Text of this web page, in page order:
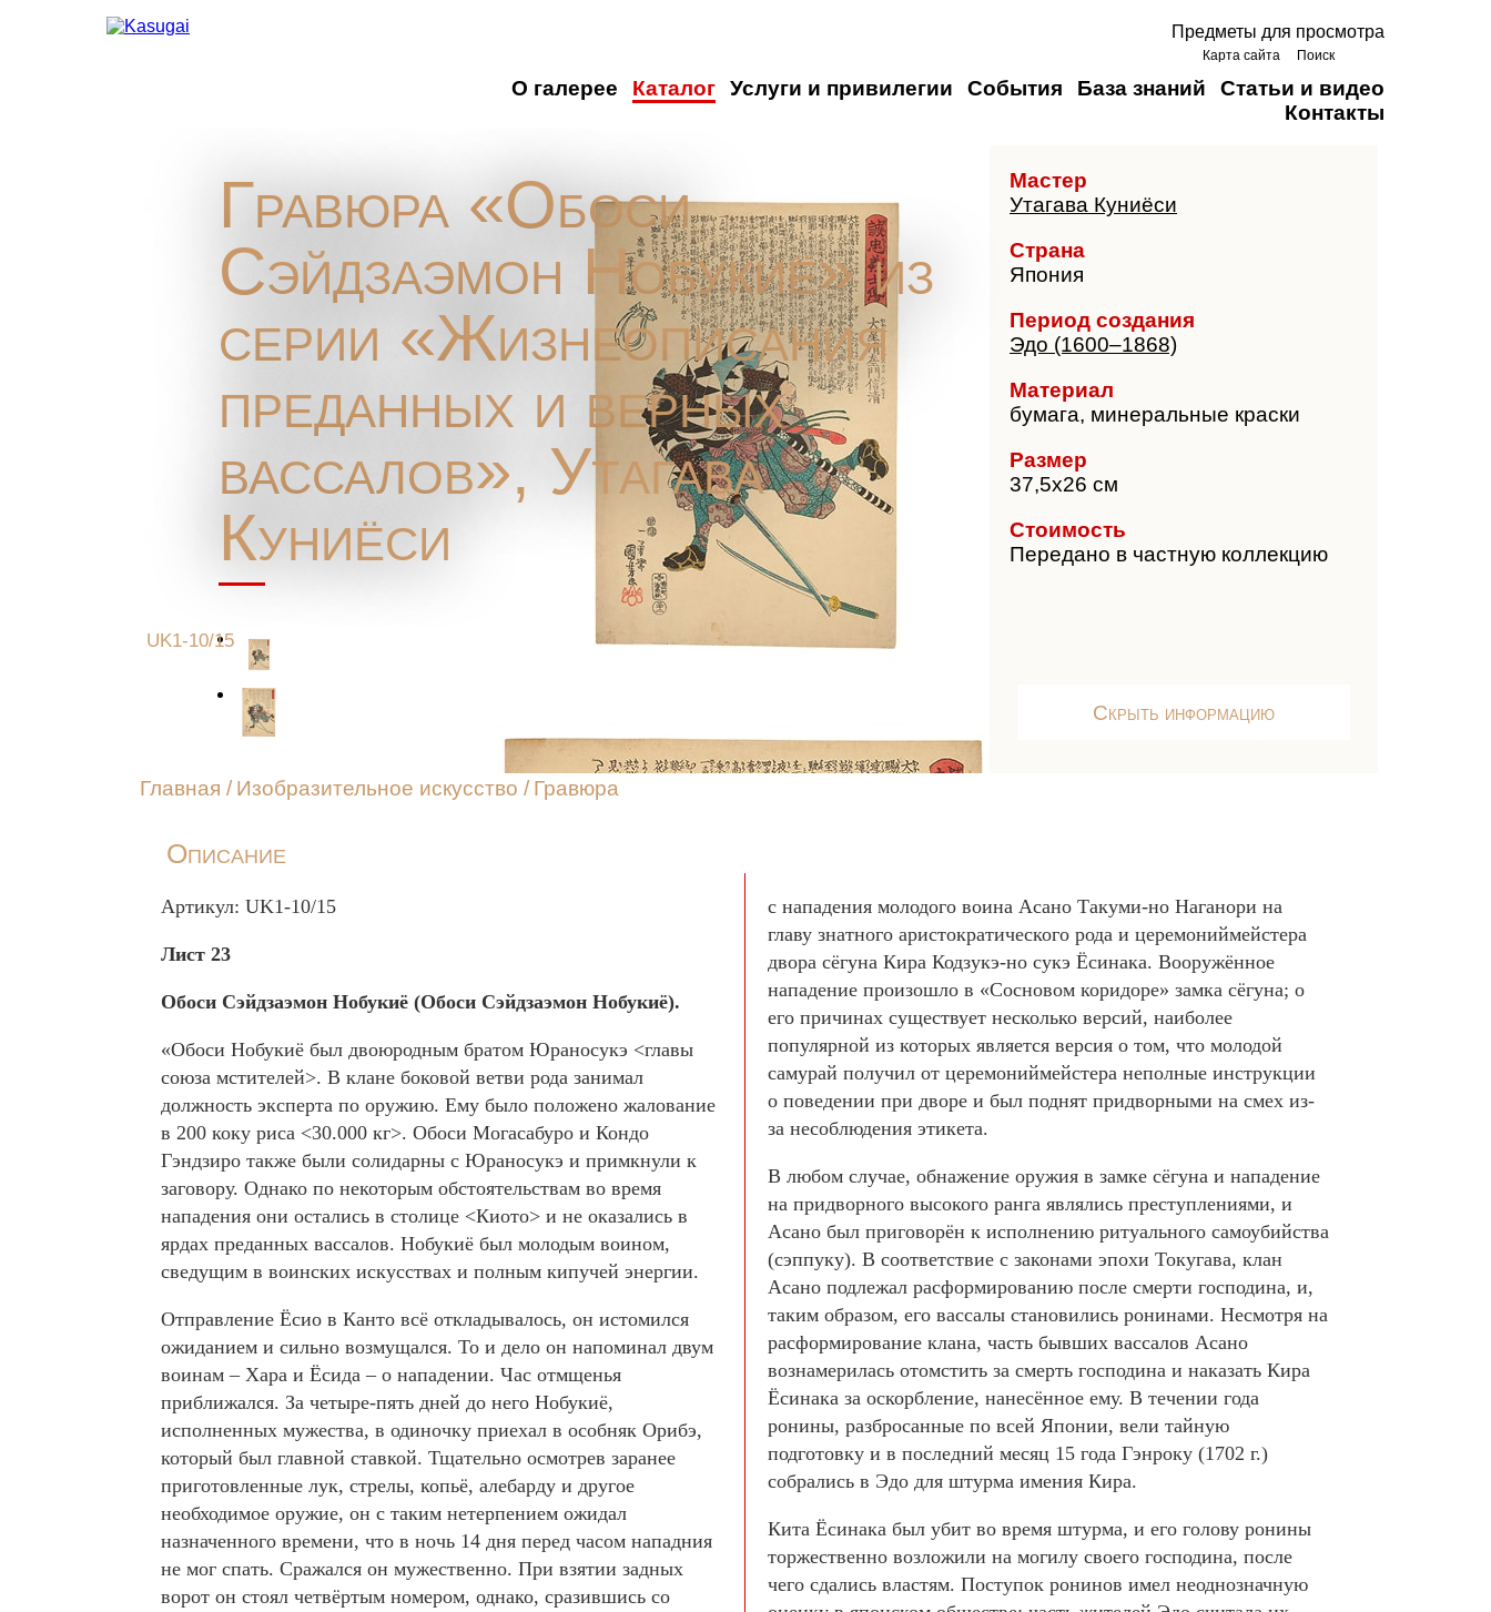
Предметы для просмотра
Карта сайта Поиск
О галерее Каталог Услуги и привилегии События База знаний
Статьи и видео
Контакты
Гравюра «Обоси
Сэйдзаэмон Нобукиё» из
серии «Жизнеописания
преданных и верных
вассалов», Утагава
Куниёси
UK1-10/15
Мастер
Утагава Куниёси
Страна
Япония
Период создания
Эдо (1600–1868)
Материал
бумага, минеральные краски
Размер
37,5х26 см
Стоимость
Передано в частную коллекцию
Скрыть информацию
Главная / Изобразительное искусство / Гравюра
Описание
Артикул: UK1-10/15
Лист 23
Обоси Сэйдзаэмон Нобукиё (Обоси Сэйдзаэмон Нобукиё).
«Обоси Нобукиё был двоюродным братом Юраносукэ <главы
союза мстителей>. В клане боковой ветви рода занимал
должность эксперта по оружию. Ему было положено жалование
в 200 коку риса <30.000 кг>. Обоси Могасабуро и Кондо
Гэндзиро также были солидарны с Юраносукэ и примкнули к
заговору. Однако по некоторым обстоятельствам во время
нападения они остались в столице <Киото> и не оказались в
ярдах преданных вассалов. Нобукиё был молодым воином,
сведущим в воинских искусствах и полным кипучей энергии.
Отправление Ёсио в Канто всё откладывалось, он истомился
ожиданием и сильно возмущался. То и дело он напоминал двум
воинам – Хара и Ёсида – о нападении. Час отмщенья
приближался. За четыре-пять дней до него Нобукиё,
исполненных мужества, в одиночку приехал в особняк Орибэ,
который был главной ставкой. Тщательно осмотрев заранее
приготовленные лук, стрелы, копьё, алебарду и другое
необходимое оружие, он с таким нетерпением ожидал
назначенного времени, что в ночь 14 дня перед часом нападния
не мог спать. Сражался он мужественно. При взятии задных
ворот он стоял четвёртым номером, однако, сразившись со
с нападения молодого воина Асано Такуми-но Наганори на
главу знатного аристократического рода и церемониймейстера
двора сёгуна Кира Кодзукэ-но сукэ Ёсинака. Вооружённое
нападение произошло в «Сосновом коридоре» замка сёгуна; о
его причинах существует несколько версий, наиболее
популярной из которых является версия о том, что молодой
самурай получил от церемониймейстера неполные инструкции
о поведении при дворе и был поднят придворными на смех из-
за несоблюдения этикета.
В любом случае, обнажение оружия в замке сёгуна и нападение
на придворного высокого ранга являлись преступлениями, и
Асано был приговорён к исполнению ритуального самоубийства
(сэппуку). В соответствие с законами эпохи Токугава, клан
Асано подлежал расформированию после смерти господина, и,
таким образом, его вассалы становились ронинами. Несмотря на
расформирование клана, часть бывших вассалов Асано
вознамерилась отомстить за смерть господина и наказать Кира
Ёсинака за оскорбление, нанесённое ему. В течении года
ронины, разбросанные по всей Японии, вели тайную
подготовку и в последний месяц 15 года Гэнроку (1702 г.)
собрались в Эдо для штурма имения Кира.
Кита Ёсинака был убит во время штурма, и его голову ронины
торжественно возложили на могилу своего господина, после
чего сдались властям. Поступок ронинов имел неоднозначную